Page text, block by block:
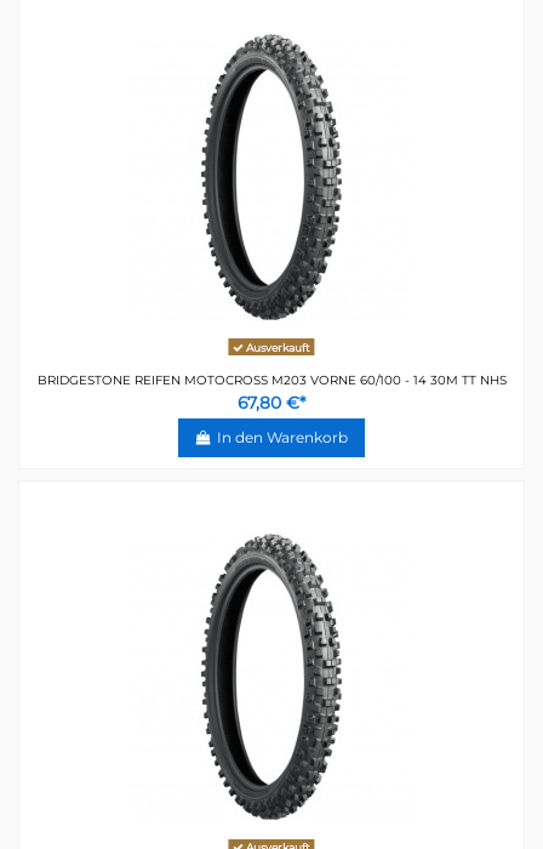
Ausverkauft
BRIDGESTONE REIFEN MOTOCROSS M203 VORNE 60/100 - 14 30M TT NHS
67,80 €*
In den Warenkorb